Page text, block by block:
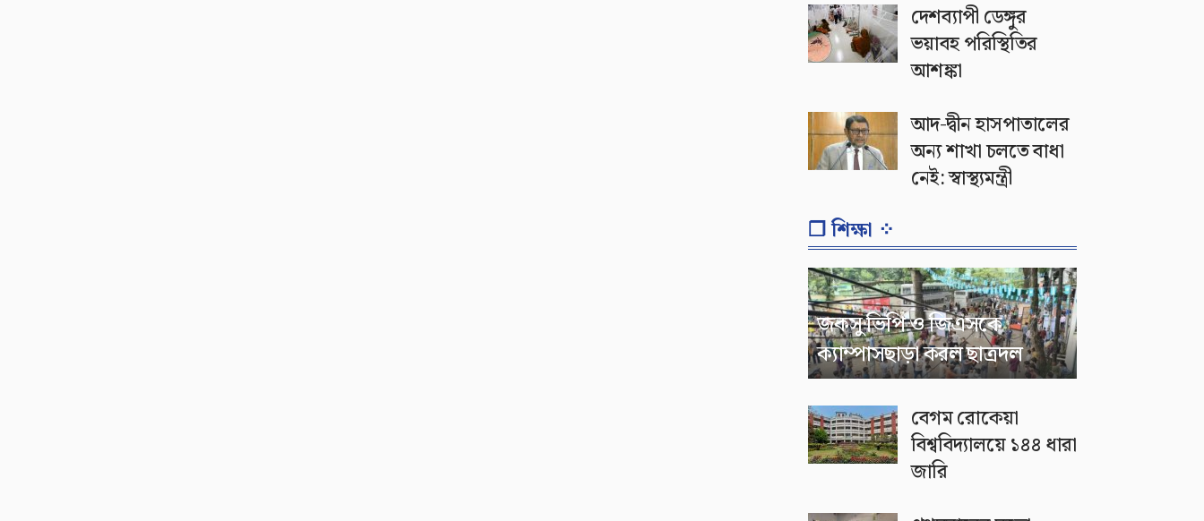
দেশব্যাপী ডেঙ্গুর
ভয়াবহ পরিস্থিতির
আশঙ্কা
আদ-দ্বীন হাসপাতালের
অন্য শাখা চলতে বাধা
নেই: স্বাস্থ্যমন্ত্রী
❐ শিক্ষা ⁘
জকসু ভিপি ও জিএসকে
ক্যাম্পাসছাড়া করল ছাত্রদল
বেগম রোকেয়া
বিশ্ববিদ্যালয়ে ১৪৪ ধারা
জারি